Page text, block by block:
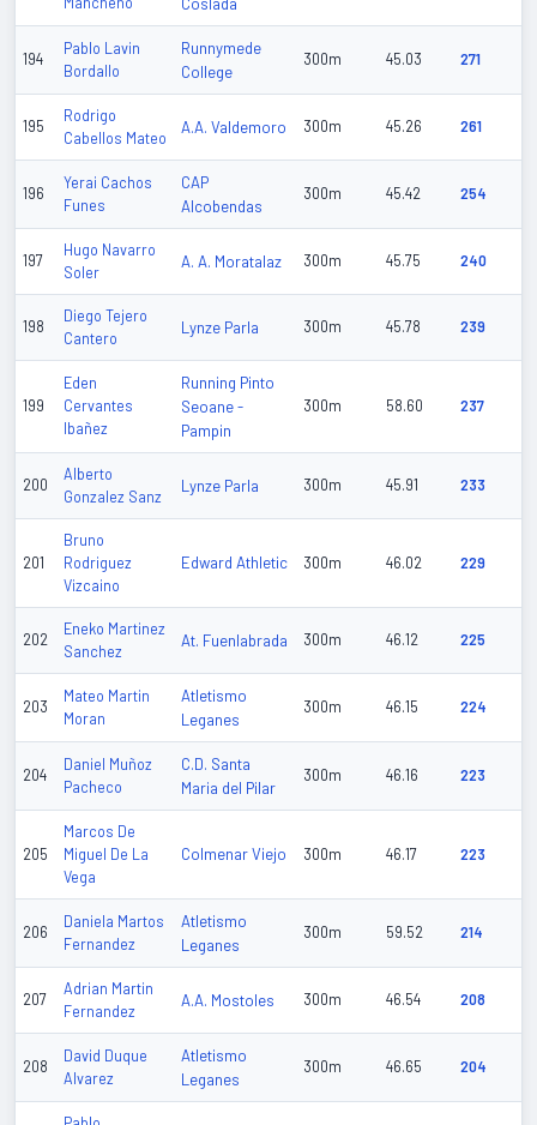
Coslada
194
Pablo Lavin
Bordallo
Runnymede
College
300m 45.03 271
195
Rodrigo
Cabellos Mateo
A.A. Valdemoro 300m 45.26 261
196
Yerai Cachos
Funes
CAP
Alcobendas
300m 45.42 254
197
Hugo Navarro
Soler
A. A. Moratalaz 300m 45.75 240
198
Diego Tejero
Cantero
Lynze Parla 300m 45.78 239
199
Eden
Cervantes
Ibañez
Running Pinto
Seoane -
Pampin
300m 58.60 237
200
Alberto
Gonzalez Sanz
Lynze Parla 300m 45.91 233
201
Bruno
Rodriguez
Vizcaino
Edward Athletic 300m 46.02 229
202
Eneko Martinez
Sanchez
At. Fuenlabrada 300m 46.12 225
203
Mateo Martin
Moran
Atletismo
Leganes
300m 46.15 224
204
Daniel Muñoz
Pacheco
C.D. Santa
Maria del Pilar
300m 46.16 223
205
Marcos De
Miguel De La
Vega
Colmenar Viejo 300m 46.17 223
206
Daniela Martos
Fernandez
Atletismo
Leganes
300m 59.52 214
207
Adrian Martin
Fernandez
A.A. Mostoles 300m 46.54 208
208
David Duque
Alvarez
Atletismo
Leganes
300m 46.65 204